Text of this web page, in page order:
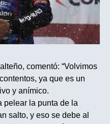
comentó: “Volvimos
ya que es un
y anímico.
pelear la punta de la
salto, y eso se debe al